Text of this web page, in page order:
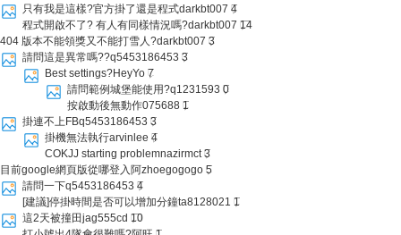
只有我是這樣?官方掛了還是程式darkbt007 4
程式開啟不了? 有人有同樣情況嗎?darkbt007 14
404 版本不能領獎又不能打雪人?darkbt007 3
請問這是異常嗎??q5453186453 3
Best settings?HeyYo 7
請問範例城堡能使用?q1231593 0
按啟動後無動作075688 1
掛連不上FBq5453186453 3
掛機無法執行arvinlee 4
COKJJ starting problemnazirmct 3
目前google網頁版從哪登入阿zhoegogogo 5
請問一下q5453186453 4
[建議]停掛時間是否可以增加分鐘ta8128021 1
這2天被撞田jag555cd 10